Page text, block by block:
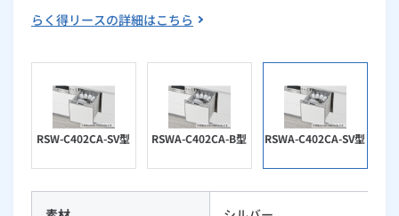
らく得リースの詳細はこちら
RSW-C402CA-SV型 RSWA-C402CA-B型 RSWA-C402CA-SV型